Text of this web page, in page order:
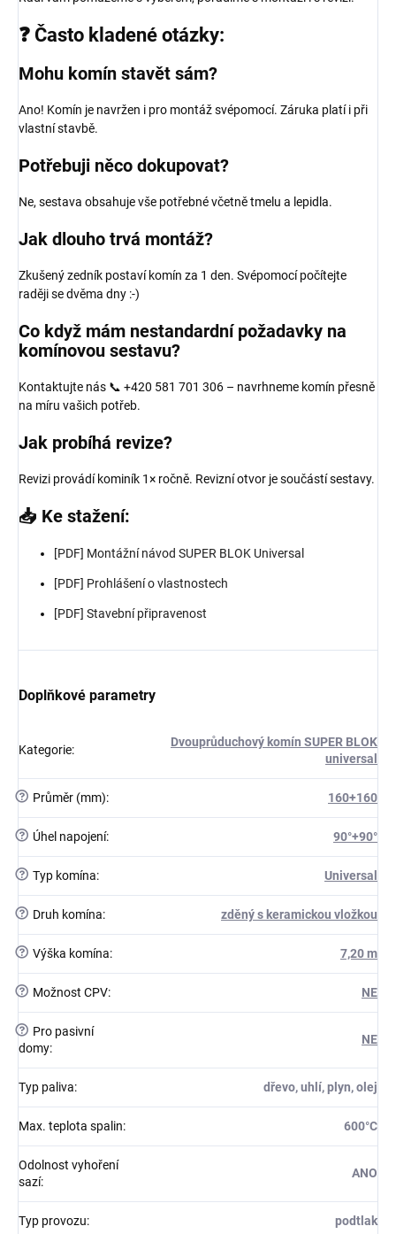
❓ Často kladené otázky:
Mohu komín stavět sám?
Ano! Komín je navržen i pro montáž svépomocí. Záruka platí i při
vlastní stavbě.
Potřebuji něco dokupovat?
Ne, sestava obsahuje vše potřebné včetně tmelu a lepidla.
Jak dlouho trvá montáž?
Zkušený zedník postaví komín za 1 den. Svépomocí počítejte
raději se dvěma dny :-)
Co když mám nestandardní požadavky na
komínovou sestavu?
Kontaktujte nás 📞 +420 581 701 306 – navrhneme komín přesně
na míru vašich potřeb.
Jak probíhá revize?
Revizi provádí kominík 1× ročně. Revizní otvor je součástí sestavy.
📥 Ke stažení:
[PDF] Montážní návod SUPER BLOK Universal
[PDF] Prohlášení o vlastnostech
[PDF] Stavební připravenost
Doplňkové parametry
Kategorie:
Dvouprůduchový komín SUPER BLOK
universal
? Průměr (mm): 160+160
? Úhel napojení: 90°+90°
? Typ komína: Universal
? Druh komína: zděný s keramickou vložkou
? Výška komína: 7,20 m
? Možnost CPV: NE
?
Pro pasivní
domy:
NE
Typ paliva: dřevo, uhlí, plyn, olej
Max. teplota spalin: 600°C
Odolnost vyhoření
sazí:
ANO
Typ provozu: podtlak